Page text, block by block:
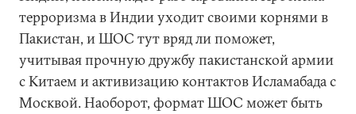
терроризма в Индии уходит своими корнями в
Пакистан, и ШОС тут вряд ли поможет,
учитывая прочную дружбу пакистанской армии
с Китаем и активизацию контактов Исламабада с
Москвой. Наоборот, формат ШОС может быть